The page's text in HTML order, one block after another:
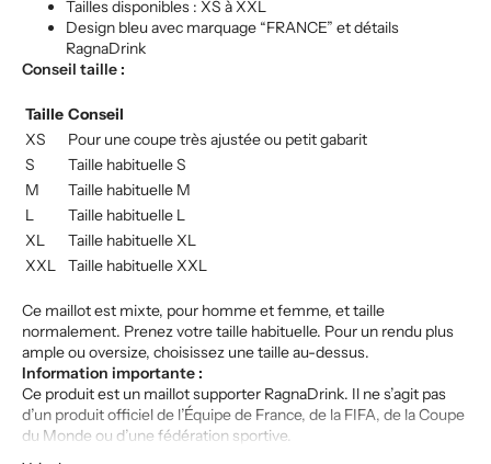
Tailles disponibles : XS à XXL
Design bleu avec marquage “FRANCE” et détails
RagnaDrink
Conseil taille :
Taille Conseil
XS
Pour une coupe très ajustée ou petit gabarit
S
Taille habituelle S
M
Taille habituelle M
L
Taille habituelle L
XL
Taille habituelle XL
XXL
Taille habituelle XXL
Ce maillot est mixte, pour homme et femme, et taille
normalement. Prenez votre taille habituelle. Pour un rendu plus
ample ou oversize, choisissez une taille au-dessus.
Information importante :
Ce produit est un maillot supporter RagnaDrink. Il ne s’agit pas
d’un produit officiel de l’Équipe de France, de la FIFA, de la Coupe
du Monde ou d’une fédération sportive.